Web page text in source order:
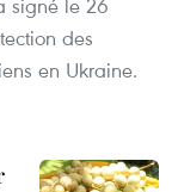
signé le 26
des
en Ukraine.